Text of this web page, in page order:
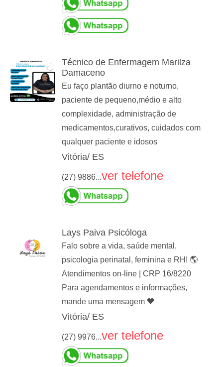
Técnico de Enfermagem Marilza
Damaceno
Eu faço plantão diurno e noturno,
paciente de pequeno,médio e alto
complexidade, administração de
medicamentos,curativos, cuidados com
qualquer paciente e idosos
Vitória/ ES
(27) 9886...ver telefone
Lays Paiva Psicóloga
Falo sobre a vida, saúde mental,
psicologia perinatal, feminina e RH! 🌎
Atendimentos on-line | CRP 16/8220
Para agendamentos e informações,
mande uma mensagem 🧡
Vitória/ ES
(27) 9976...ver telefone